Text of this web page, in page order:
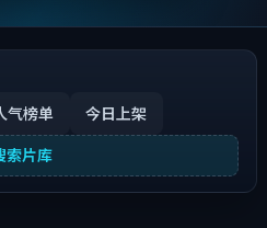
气榜单 今日上架
索片库